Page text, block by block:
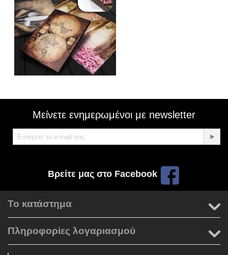
Μείνετε ενημερωμένοι με newsletter
Βρείτε μας στο Facebook
Το κατάστημα
Πληροφορίες λογαριασμού